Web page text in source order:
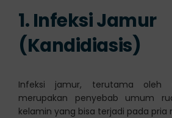
1. Infeksi Jamur
(Kandidiasis)
Infeksi jamur, terutama oleh
merupakan penyebab umum
kelamin yang bisa terjadi pada pria